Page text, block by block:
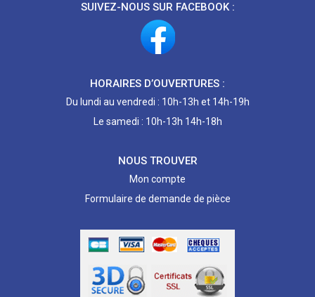
SUIVEZ-NOUS SUR FACEBOOK :
HORAIRES D’OUVERTURES :
Du lundi au vendredi : 10h-13h et 14h-19h
Le samedi : 10h-13h 14h-18h
NOUS TROUVER
Mon compte
Formulaire de demande de pièce